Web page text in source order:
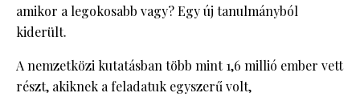
amikor a legokosabb vagy? Egy új tanulmányból
kiderült.
A nemzetközi kutatásban több mint 1,6 millió ember vett
részt, akiknek a feladatuk egyszerű volt,